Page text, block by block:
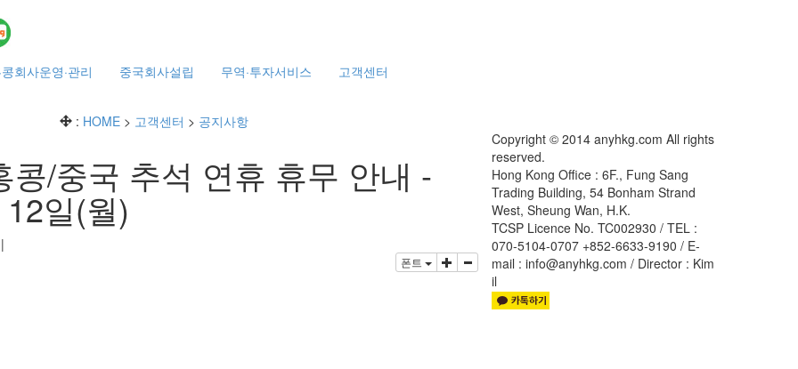
회사운영·관리 중국회사설립 무역·투자서비스 고객센터
: HOME > 고객센터 > 공지사항
콩/중국 추석 연휴 휴무 안내 -
일(월)
|
폰트
Copyright © 2014 anyhkg.com All rights
reserved.
Hong Kong Office : 6F., Fung Sang
Trading Building, 54 Bonham Strand
West, Sheung Wan, H.K.
TCSP Licence No. TC002930 / TEL :
070-5104-0707 +852-6633-9190 / E-
mail : info@anyhkg.com / Director : Kim
il